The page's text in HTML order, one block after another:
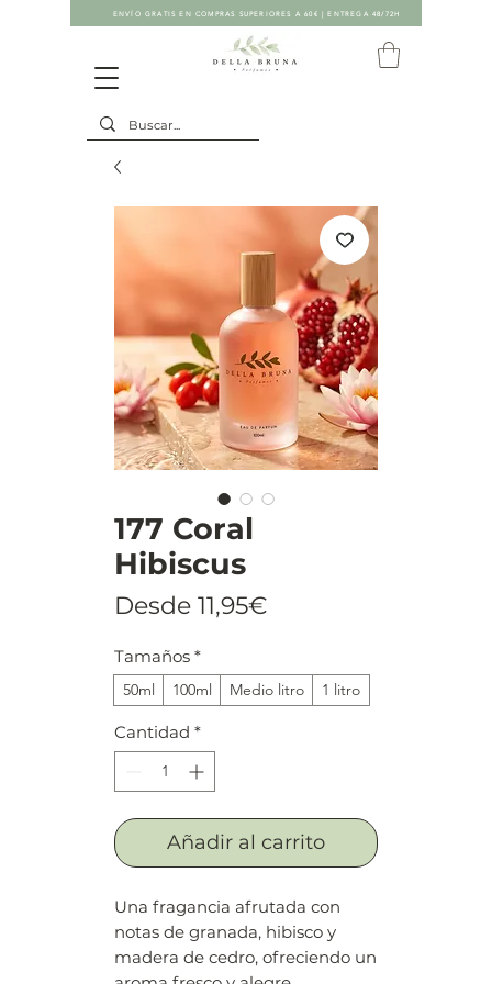
ENVÍO GRATIS EN COMPRAS SUPERIORES A 60€ | ENTREGA 48/72H
177 Coral
Hibiscus
Desde 11,95€
Tamaños *
50ml 100ml Medio litro 1 litro
Cantidad *
Añadir al carrito
Una fragancia afrutada con
notas de granada, hibisco y
madera de cedro, ofreciendo un